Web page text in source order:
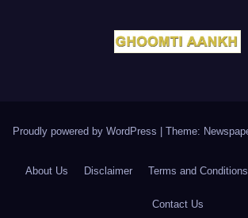
Proudly powered by WordPress Theme:
About Us Disclaimer Terms and Conditions
Contact Us